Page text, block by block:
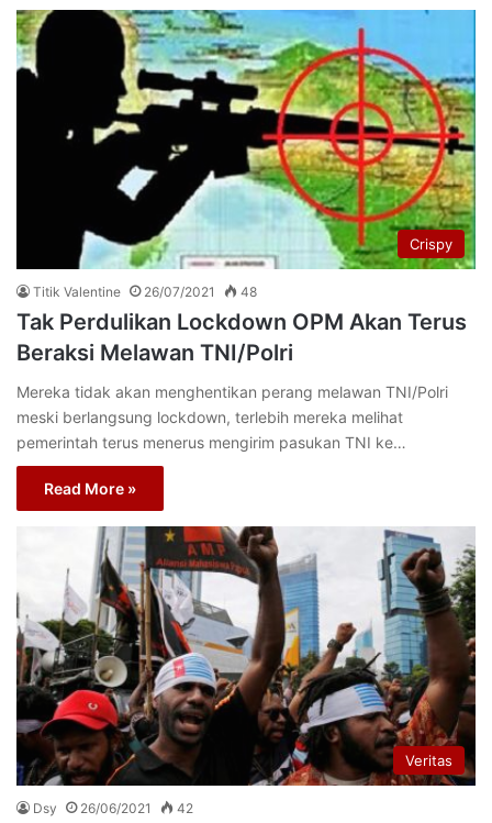
Crispy
Titik Valentine 26/07/2021 48
Tak Perdulikan Lockdown OPM Akan Terus
Beraksi Melawan TNI/Polri
Mereka tidak akan menghentikan perang melawan TNI/Polri
meski berlangsung lockdown, terlebih mereka melihat
pemerintah terus menerus mengirim pasukan TNI ke…
Read More »
Veritas
Dsy 26/06/2021 42